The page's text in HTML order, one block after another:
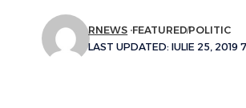
LAST UPDATED: IULIE 25, 2019
RNEWS FEATUREDPOLITIC